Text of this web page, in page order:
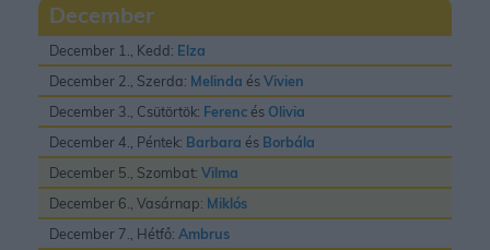
December
December 1., Kedd: Elza
December 2., Szerda: Melinda ésVivien
December 3., Csütörtök: Ferenc és Olivia
December 4., Péntek: Barbara és Borbála
December 5., Szombat: Vilma
December 6., Vasárnap: Miklós
December 7., Hétfő: Ambrus